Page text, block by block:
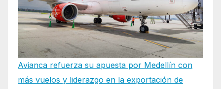
Avianca refuerza su apuesta por Medellín con
más vuelos y liderazgo en la exportación de